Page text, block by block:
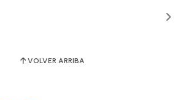
VOLVER ARRIBA